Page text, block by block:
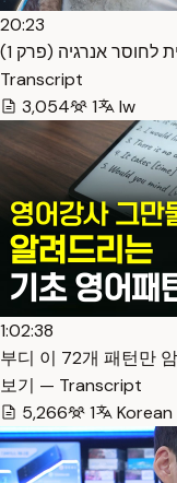
20:23
למה אנחנו עייפים? הסיבה האמיתית לחוסר אנרגיה (פרק 1) —
Transcript
3,054
1 Iw
1:02:38
부디 이 72개 패턴만
보기 — Transcript
5,266
1 Korean